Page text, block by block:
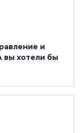
и
вы хотели бы